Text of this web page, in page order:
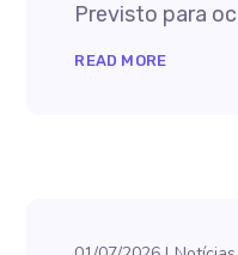
Previsto para
READ MORE